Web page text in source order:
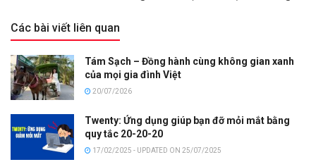
Các bài viết liên quan
Tám Sạch – Đồng hành cùng không gian xanh
của mọi gia đình Việt
20/07/2026
Twenty: Ứng dụng giúp bạn đỡ mỏi mắt bằng
quy tắc 20-20-20
17/02/2025 - UPDATED ON 25/07/2025